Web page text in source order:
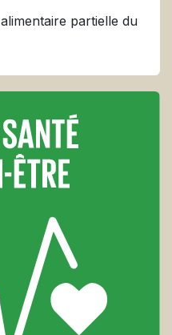
partielle du